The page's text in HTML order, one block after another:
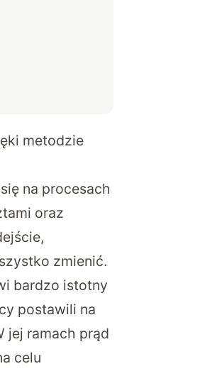
metodzie
na procesach
oraz
zmienić.
bardzo istotny
postawili na
jej ramach prąd
celu